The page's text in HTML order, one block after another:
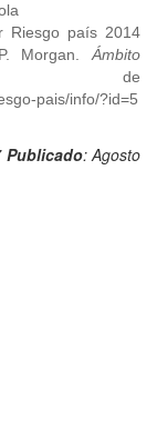
Riesgo país 2014
Morgan. Ámbito
de
pais/info/?id=5
Publicado: Agosto